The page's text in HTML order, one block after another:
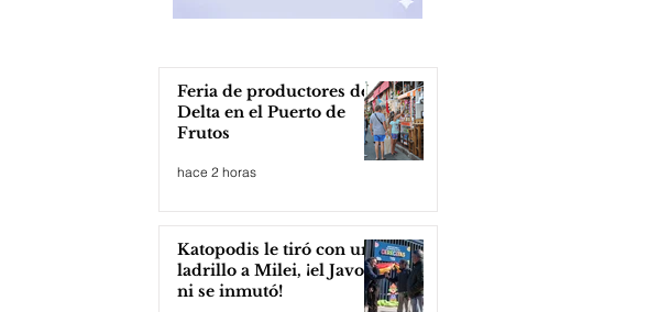
Feria de productores del
Delta en el Puerto de
Frutos
hace 2 horas
Katopodis le tiró con un
ladrillo a Milei, ¡el Javo
ni se inmutó!